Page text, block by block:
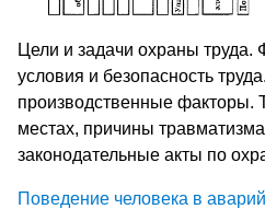
Цели и задачи охраны
условия и безопасность
производственные факторы.
местах, причины
законодательные акты по
Поведение человека в